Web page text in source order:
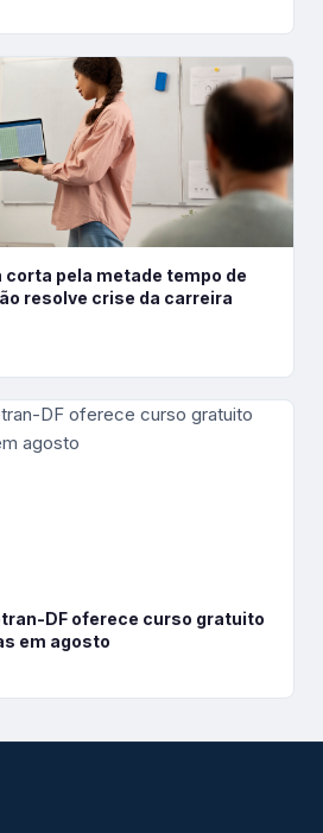
corta pela metade tempo de
resolve crise da carreira
DF oferece curso gratuito
em agosto